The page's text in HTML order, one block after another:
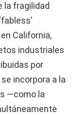
la fragilidad
California,
industriales
por
incorpora a la
—como la